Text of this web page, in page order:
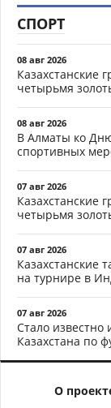
СПОРТ
08 авг 2026
Казахстанские
четырьмя
08 авг 2026
В Алматы ко
спортивных
07 авг 2026
Казахстанские
четырьмя
07 авг 2026
Казахстанские
на турнире в
07 авг 2026
Стало известно
Казахстана по
О